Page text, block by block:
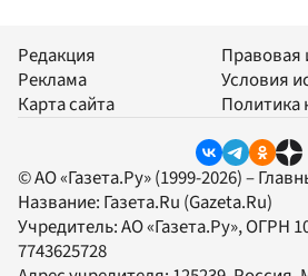
Редакция
Реклама
Карта сайта
Условия
Политика
© АО «Газета.Ру» (1999-2026) –
Название: Газета.Ru (Gazeta.Ru)
Учредитель:АО «Газета.Ру», ОГРН
7743625728